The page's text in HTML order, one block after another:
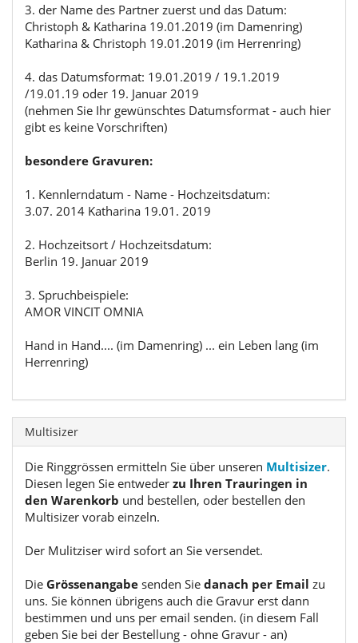
3. der Name des Partner zuerst und das Datum:
Christoph & Katharina 19.01.2019 (im Damenring)
Katharina & Christoph 19.01.2019 (im Herrenring)
4. das Datumsformat: 19.01.2019 / 19.1.2019
/19.01.19 oder 19. Januar 2019
(nehmen Sie Ihr gewünschtes Datumsformat - auch hier
gibt es keine Vorschriften)
besondere Gravuren:
1. Kennlerndatum - Name - Hochzeitsdatum:
3.07. 2014 Katharina 19.01. 2019
2. Hochzeitsort / Hochzeitsdatum:
Berlin 19. Januar 2019
3. Spruchbeispiele:
AMOR VINCIT OMNIA
Hand in Hand.... (im Damenring) ... ein Leben lang (im
Herrenring)
Multisizer
Die Ringgrössen ermitteln Sie über unseren Multisizer.
Diesen legen Sie entweder zu Ihren Trauringen in
den Warenkorb und bestellen, oder bestellen den
Multisizer vorab einzeln.
Der Mulitziser wird sofort an Sie versendet.
Die Grössenangabe senden Sie danach per Email zu
uns. Sie können übrigens auch die Gravur erst dann
bestimmen und uns per email senden. (in diesem Fall
geben Sie bei der Bestellung - ohne Gravur - an)